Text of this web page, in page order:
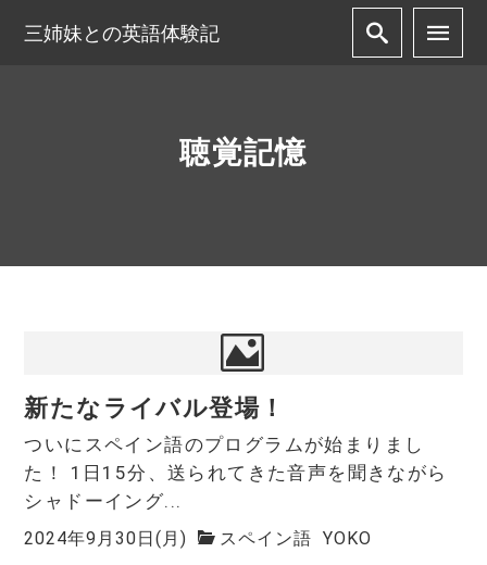
三姉妹との英語体験記
聴覚記憶
新たなライバル登場！
ついにスペイン語のプログラムが始まりまし
た！ 1日15分、送られてきた音声を聞きながら
シャドーイング...
2024年9月30日(月) スペイン語 YOKO